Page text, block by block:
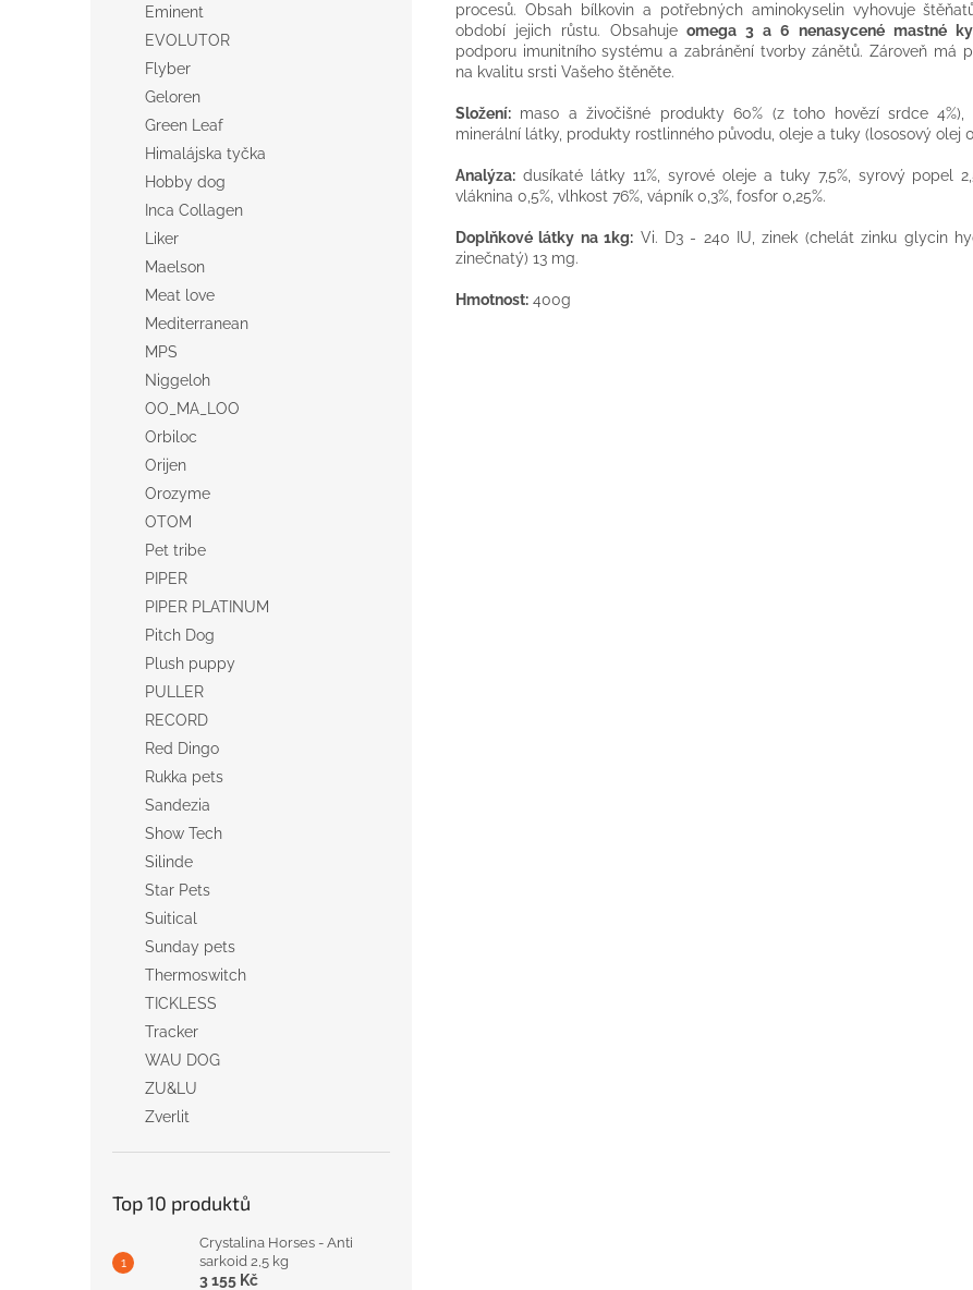
Eminent
EVOLUTOR
Flyber
Geloren
Green Leaf
Himalájska tyčka
Hobby dog
Inca Collagen
Liker
Maelson
Meat love
Mediterranean
MPS
Niggeloh
OO_MA_LOO
Orbiloc
Orijen
Orozyme
OTOM
Pet tribe
PIPER
PIPER PLATINUM
Pitch Dog
Plush puppy
PULLER
RECORD
Red Dingo
Rukka pets
Sandezia
Show Tech
Silinde
Star Pets
Suitical
Sunday pets
Thermoswitch
TICKLESS
Tracker
WAU DOG
ZU&LU
Zverlit
Top 10 produktů
Crystalina Horses - Anti
sarkoid 2,5 kg
3 155 Kč
procesů. Obsah bílkovin a potřebných aminokyselin vyhovuje
období jejich růstu. Obsahuje omega 3 a 6 nenasycené mastné
podporu imunitního systému a zabránění tvorby zánětů. Zároveň má
na kvalitu srsti Vašeho štěněte.
Složení: maso a živočišné produkty 60% (z toho hovězí srdce 4%),
minerální látky, produkty rostlinného původu, oleje a tuky (lososový olej
Analýza: dusíkaté látky 11%, syrové oleje a tuky 7,5%, syrový popel
vláknina 0,5%, vlhkost 76%, vápník 0,3%, fosfor 0,25%.
Doplňkové látky na 1kg: Vi. D3 - 240 IU, zinek (chelát zinku glycin
zinečnatý) 13 mg.
Hmotnost: 400g